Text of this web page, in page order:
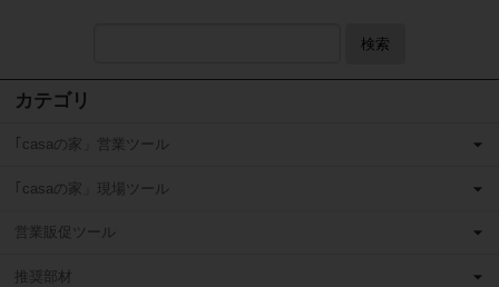
検索
カテゴリ
｢casaの家」営業ツール
｢casaの家」現場ツール
営業販促ツール
推奨部材